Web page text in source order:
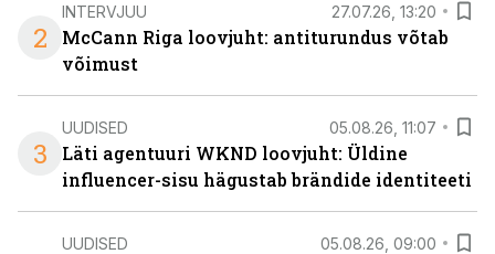
2
INTERVJUU 27.07.26, 13:20
McCann Riga loovjuht: antiturundus võtab
võimust
3
UUDISED 05.08.26, 11:07
Läti agentuuri WKND loovjuht: Üldine
influencer-sisu hägustab brändide identiteeti
UUDISED 05.08.26, 09:00